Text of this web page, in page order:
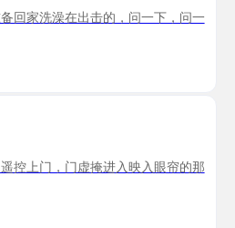
回家洗澡在出击的，问一下，问一
控上门，门虚掩进入映入眼帘的那